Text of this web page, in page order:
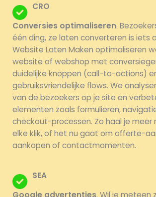
CRO
Conversies optimaliseren.
één ding, ze laten converteren is iets
Website Laten Maken optimaliseren
website of webshop met
duidelijke knoppen (call-to-actions)
gebruiksvriendelijke flows. We
van de bezoekers op je site en
elementen zoals formulieren,
checkout-processen. Zo haal je meer
elke klik, of het nu gaat om offerte-
aankopen of contactmomenten.
SEA
Google advertenties. Wil je meteen